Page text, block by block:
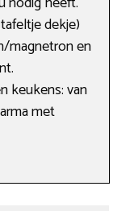
dekje)
magnetron en
keukens: van
met